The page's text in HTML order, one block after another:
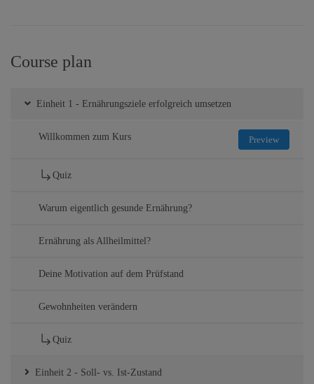
Course plan
Einheit 1 - Ernährungsziele erfolgreich umsetzen
Willkommen zum Kurs Preview
Quiz
Warum eigentlich gesunde Ernährung?
Ernährung als Allheilmittel?
Deine Motivation auf dem Prüfstand
Gewohnheiten verändern
Quiz
Einheit 2 - Soll- vs. Ist-Zustand